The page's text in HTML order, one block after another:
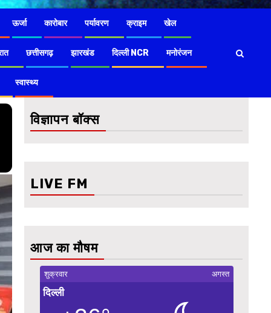
ऊर्जा कारोबार पर्यावरण क्राइम खेल
छत्तीसगढ़ झारखंड दिल्ली NCR मनोरंजन
स्वास्थ्य
विज्ञापन बॉक्स
LIVE FM
आज का मौषम
शुक्रवार अगस्त
दिल्ली